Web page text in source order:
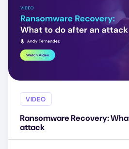
VIDEO
Ransomware Recovery:
attack